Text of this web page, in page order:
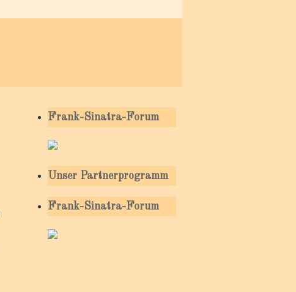
Frank-Sinatra-Forum
Unser Partnerprogramm
Frank-Sinatra-Forum